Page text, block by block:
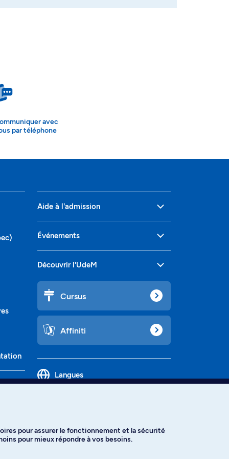
avec
par téléphone
Aide à l'admission
Événements
Découvrir l'UdeM
Cursus
Affiniti
Langues
pour assurer le fonctionnement et la sécurité
pour mieux répondre à vos besoins.